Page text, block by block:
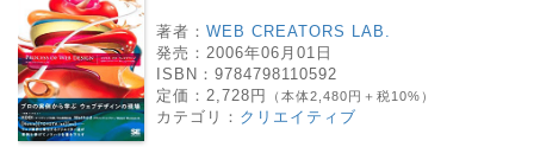
著者： WEB CREATORS LAB.
発売： 2006年06月01日
ISBN： 9784798110592
定価： 2,728円 （本体2,480円＋税10%）
カテゴリ： クリエイティブ